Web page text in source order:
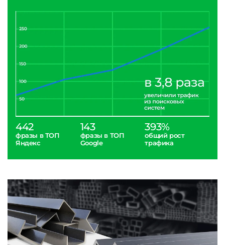
442
фразы в ТОП
Яндекс
143
фразы в ТОП
Google
393%
общий рост
трафика